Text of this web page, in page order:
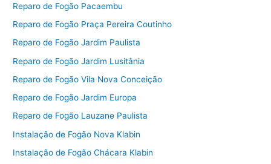
Reparo de Fogão Pacaembu
Reparo de Fogão Praça Pereira Coutinho
Reparo de Fogão Jardim Paulista
Reparo de Fogão Jardim Lusitânia
Reparo de Fogão Vila Nova Conceição
Reparo de Fogão Jardim Europa
Reparo de Fogão Lauzane Paulista
Instalação de Fogão Nova Klabin
Instalação de Fogão Chácara Klabin